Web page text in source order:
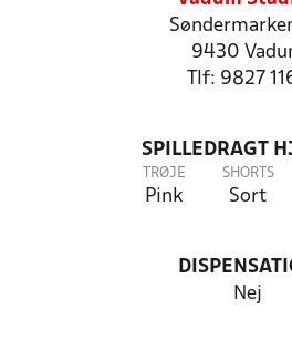
9430
Tlf: 9827
SPILLEDRAGT
TRØJE
Pink
SHORTS
Sort
Nej